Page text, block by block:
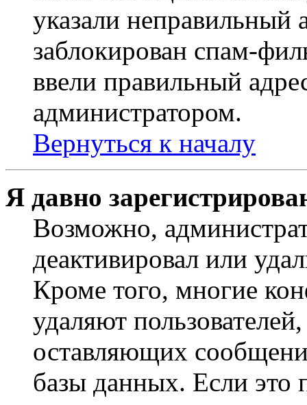
указали неправильный
заблокирован спам-
ввели правильный
администратором.
Вернуться к началу
Я давно
Возможно,
деактивировал или
Кроме того, многие
удаляют
оставляющих
базы данных. Если это